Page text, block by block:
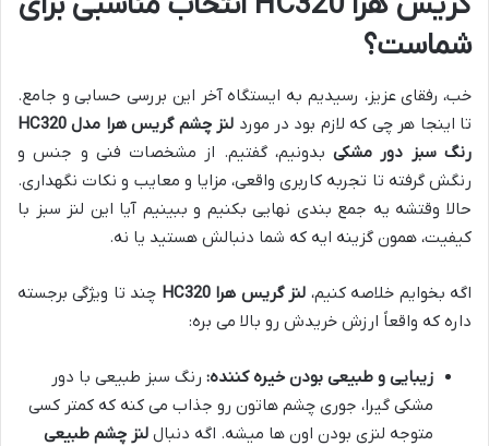
شماست؟
خب، رفقای عزیز، رسیدیم به ایستگاه آخر این بررسی حسابی و جامع.
تا اینجا هر چی که لازم بود در مورد
لنز چشم گریس هرا مدل HC320
رنگ سبز دور مشکیبدونیم، گفتیم. از مشخصات فنی و جنس و
رنگش گرفته تا تجربه کاربری واقعی، مزایا و معایب و نکات نگهداری.
حالا وقتشه یه جمع بندی نهایی بکنیم و ببینیم آیا این لنز سبز با
کیفیت، همون گزینه ایه که شما دنبالش هستید یا نه.
اگه بخوایم خلاصه کنیم، لنز گریس هرا HC320
چند تا ویژگی برجسته
داره که واقعاً ارزش خریدش رو بالا می بره:
زیبایی و طبیعی بودن خیره کننده: رنگ سبز طبیعی با دور
مشکی گیرا، جوری چشم هاتون رو جذاب می کنه که کمتر کسی
متوجه لنزی بودن اون ها میشه. اگه دنبال لنز چشم طبیعی